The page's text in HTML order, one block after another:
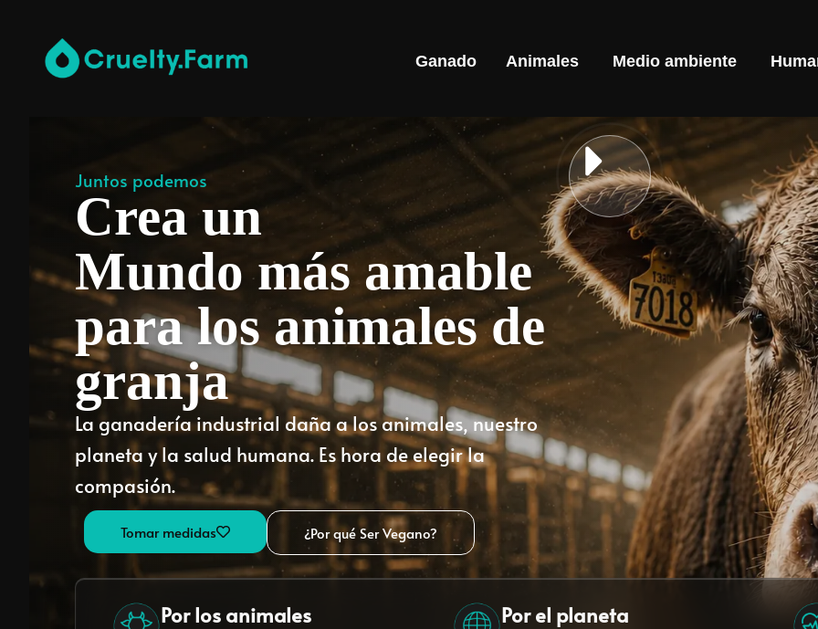
Ganado Animales Medio ambiente
Juntos podemos
Crea un
Mundo más amable
para los animales de
granja
La ganadería industrial daña a los animales, nuestro
planeta y la salud humana. Es hora de elegir la
compasión.
Tomar medidas ¿Por qué Ser Vegano?
Por los animales Por el planeta